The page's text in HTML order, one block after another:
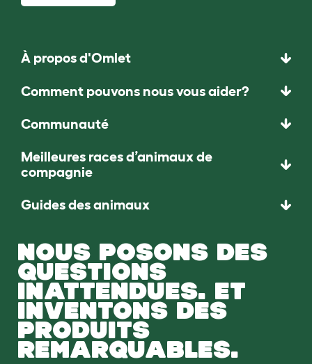
À propos d'Omlet
Comment pouvons nous vous aider?
Communauté
Meilleures races d’animaux de
compagnie
Guides des animaux
NOUS POSONS DES
QUESTIONS
INATTENDUES. ET
INVENTONS DES
PRODUITS
REMARQUABLES.